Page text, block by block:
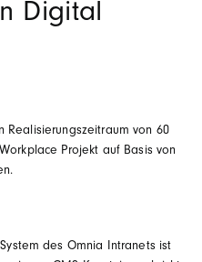
Digital
Realisierungszeitraum von 60
Projekt auf Basis von
des Omnia Intranets ist